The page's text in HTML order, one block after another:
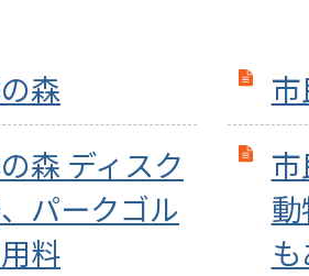
森
森 ディスク
パークゴル
料